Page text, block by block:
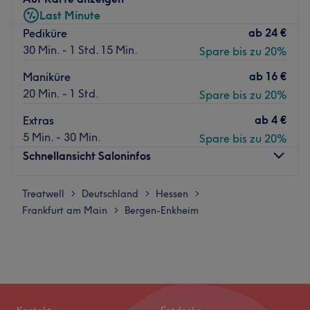
Last Minute
Pediküre
30 Min. - 1 Std. 15 Min.
ab 24 €
Spare bis zu 20%
Maniküre
20 Min. - 1 Std.
ab 16 €
Spare bis zu 20%
Extras
5 Min. - 30 Min.
ab 4 €
Spare bis zu 20%
Schnellansicht Saloninfos
Montag
Dienstag
Treatwell > Deutschland > Hessen >
Frankfurt am Main > Bergen-Enkheim